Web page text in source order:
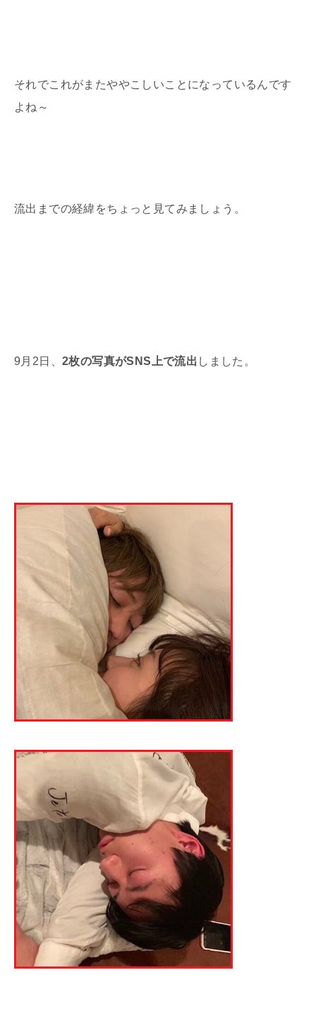
それでこれがまたややこしいことになっているんです
よね～
流出までの経緯をちょっと見てみましょう。
9月2日、 2枚の写真がSNS上で流出 しました。